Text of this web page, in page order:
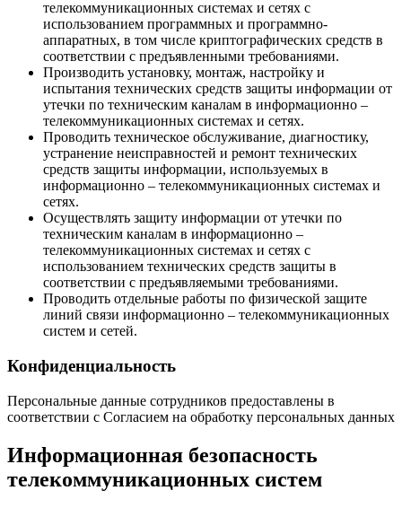
телекоммуникационных системах и сетях с
использованием программных и программно-
аппаратных, в том числе криптографических средств в
соответствии с предъявленными требованиями.
Производить установку, монтаж, настройку и
испытания технических средств защиты информации от
утечки по техническим каналам в информационно –
телекоммуникационных системах и сетях.
Проводить техническое обслуживание, диагностику,
устранение неисправностей и ремонт технических
средств защиты информации, используемых в
информационно – телекоммуникационных системах и
сетях.
Осуществлять защиту информации от утечки по
техническим каналам в информационно –
телекоммуникационных системах и сетях с
использованием технических средств защиты в
соответствии с предъявляемыми требованиями.
Проводить отдельные работы по физической защите
линий связи информационно – телекоммуникационных
систем и сетей.
Конфиденциальность
Персональные данные сотрудников предоставлены в
соответствии с Согласием на обработку персональных данных
Информационная безопасность
телекоммуникационных систем